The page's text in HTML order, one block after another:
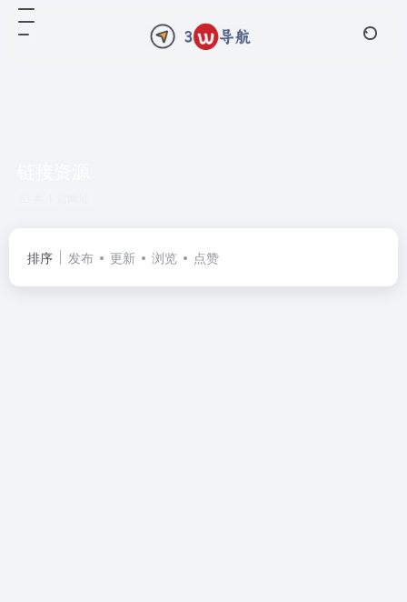
排序 发布 更新 浏览 点赞